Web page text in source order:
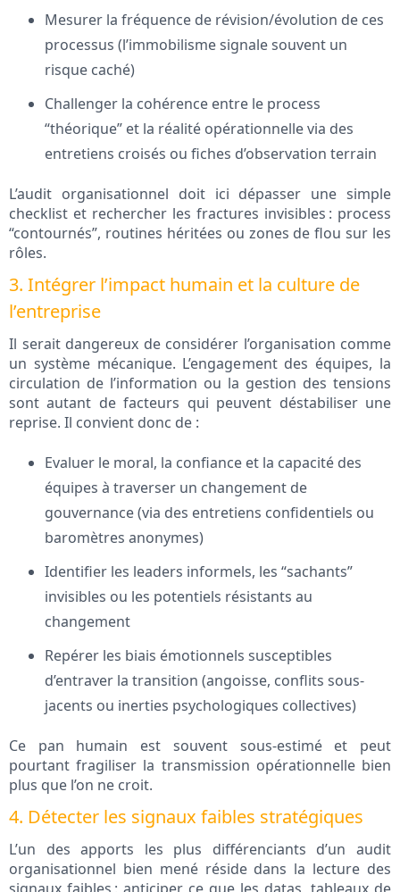
Mesurer la fréquence de révision/évolution de ces
processus (l’immobilisme signale souvent un
risque caché)
Challenger la cohérence entre le process
“théorique” et la réalité opérationnelle via des
entretiens croisés ou fiches d’observation terrain
L’audit organisationnel doit ici dépasser une simple
checklist et rechercher les fractures invisibles : process
“contournés”, routines héritées ou zones de flou sur les
rôles.
3. Intégrer l’impact humain et la culture de
l’entreprise
Il serait dangereux de considérer l’organisation comme
un système mécanique. L’engagement des équipes, la
circulation de l’information ou la gestion des tensions
sont autant de facteurs qui peuvent déstabiliser une
reprise. Il convient donc de :
Evaluer le moral, la confiance et la capacité des
équipes à traverser un changement de
gouvernance (via des entretiens confidentiels ou
baromètres anonymes)
Identifier les leaders informels, les “sachants”
invisibles ou les potentiels résistants au
changement
Repérer les biais émotionnels susceptibles
d’entraver la transition (angoisse, conflits sous-
jacents ou inerties psychologiques collectives)
Ce pan humain est souvent sous-estimé et peut
pourtant fragiliser la transmission opérationnelle bien
plus que l’on ne croit.
4. Détecter les signaux faibles stratégiques
L’un des apports les plus différenciants d’un audit
organisationnel bien mené réside dans la lecture des